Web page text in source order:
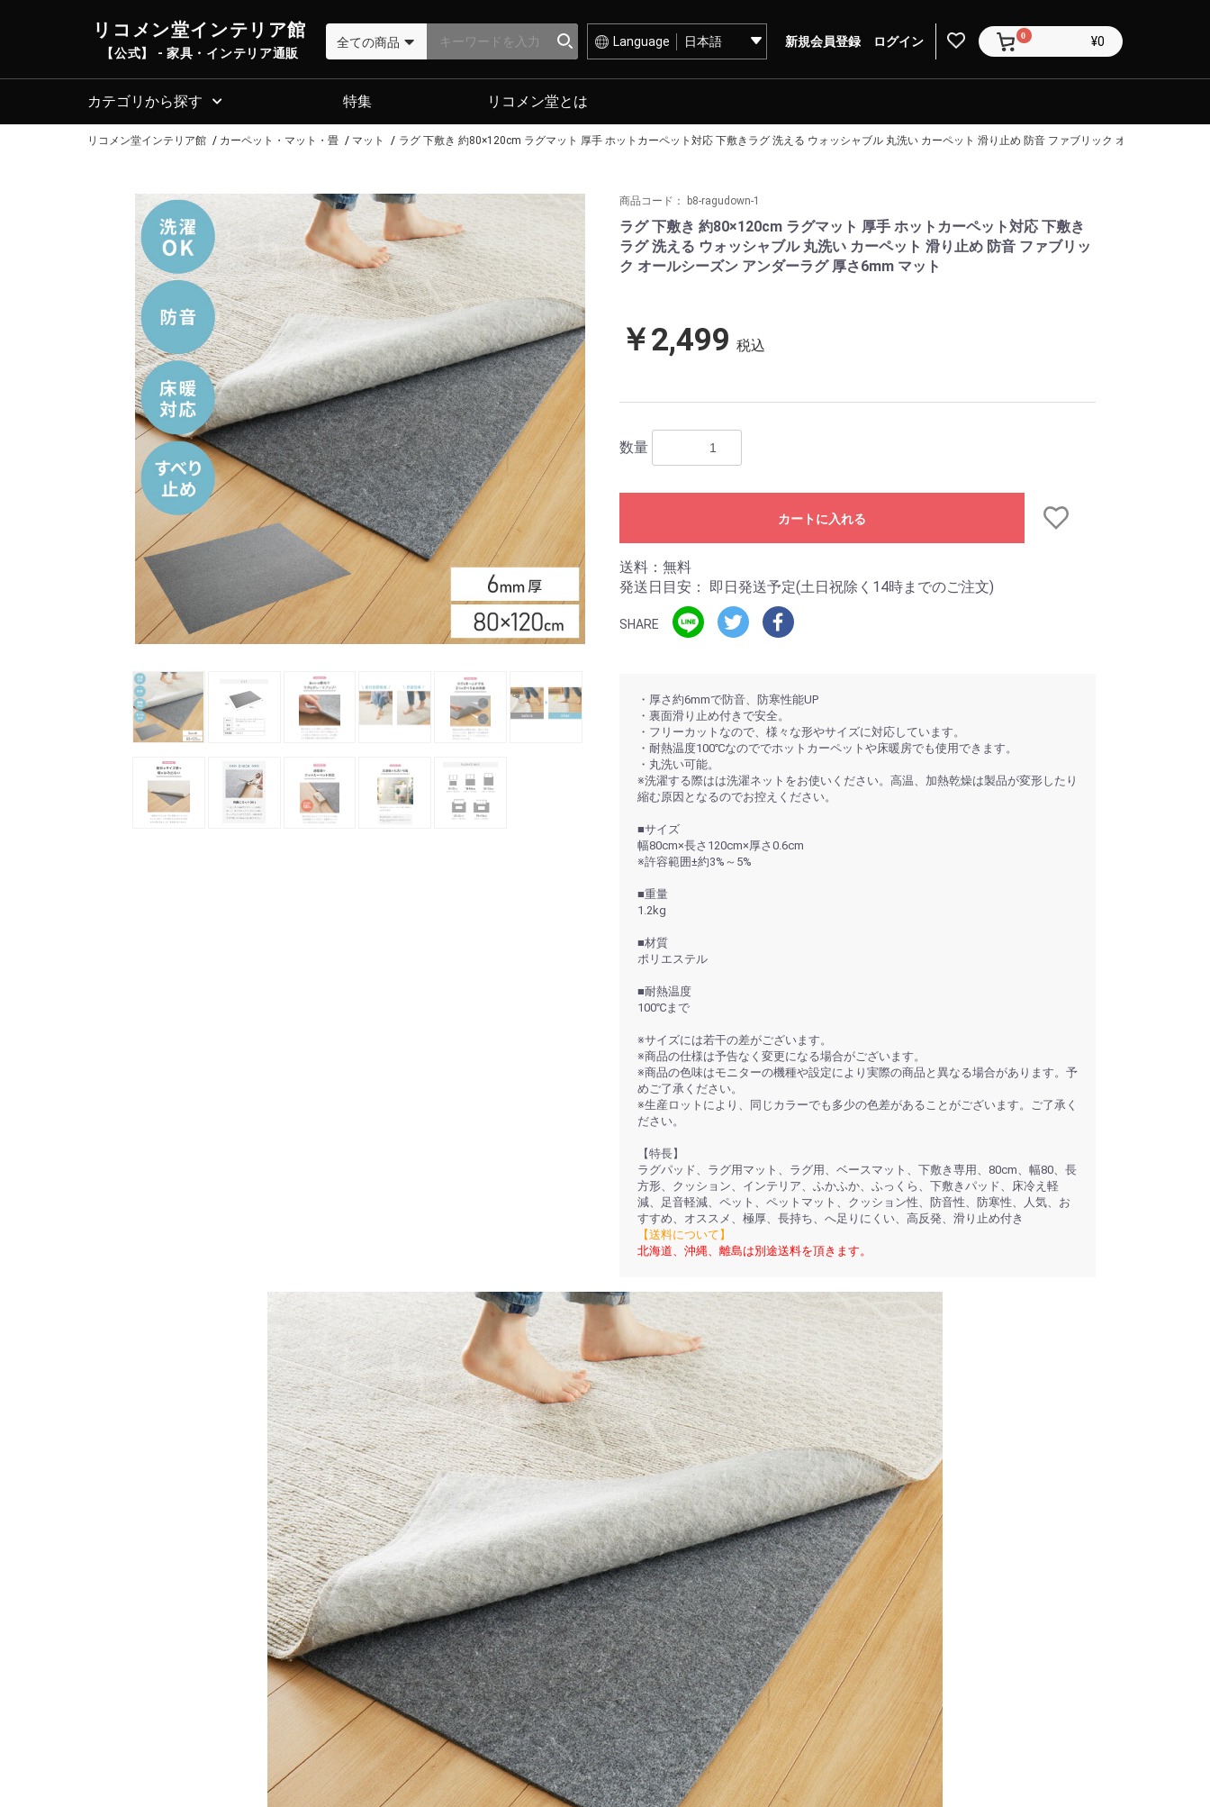
リコメン堂インテリア館
【公式】 - 家具・インテリア通販
Language 新規会員登録 ログイン 0 ¥0
カテゴリから探す 特集 リコメン堂とは
リコメン堂インテリア館 カーペット・マット・畳 マット ラグ 下敷き 約80×120cm ラグマット 厚手 ホットカーペット対応 下敷きラグ 洗える ウォッシャブル 丸洗い カーペット 滑り止め 防音 ファブリック オールシーズン
商品コード： b8-ragudown-1
ラグ 下敷き 約80×120cm ラグマット 厚手 ホットカーペット対応 下敷き
ラグ 洗える ウォッシャブル 丸洗い カーペット 滑り止め 防音 ファブリッ
ク オールシーズン アンダーラグ 厚さ6mm マット
￥2,499 税込
数量
カートに入れる
送料：無料
発送日目安：
即日発送予定(土日祝除く14時までのご注文)
SHARE
・厚さ約6mmで防音、防寒性能UP
・裏面滑り止め付きで安全。
・フリーカットなので、様々な形やサイズに対応しています。
・耐熱温度100℃なのででホットカーペットや床暖房でも使用できます。
・丸洗い可能。
※洗濯する際はは洗濯ネットをお使いください。高温、加熱乾燥は製品が変形したり
縮む原因となるのでお控えください。
■サイズ
幅80cm×長さ120cm×厚さ0.6cm
※許容範囲±約3%～5%
■重量
1.2kg
■材質
ポリエステル
■耐熱温度
100℃まで
※サイズには若干の差がございます。
※商品の仕様は予告なく変更になる場合がございます。
※商品の色味はモニターの機種や設定により実際の商品と異なる場合があります。予
めご了承ください。
※生産ロットにより、同じカラーでも多少の色差があることがございます。ご了承く
ださい。
【特長】
ラグパッド、ラグ用マット、ラグ用、ベースマット、下敷き専用、80cm、幅80、長
方形、クッション、インテリア、ふかふか、ふっくら、下敷きパッド、床冷え軽
減、足音軽減、ペット、ペットマット、クッション性、防音性、防寒性、人気、お
すすめ、オススメ、極厚、長持ち、へ足りにくい、高反発、滑り止め付き
【送料について】
北海道、沖縄、離島は別途送料を頂きます。